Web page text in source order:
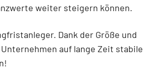
weiter steigern können.
Dank der Größe und
auf lange Zeit stabile